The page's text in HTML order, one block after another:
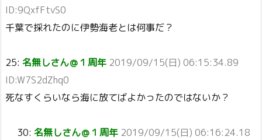
ID:9QxfFtvS0
千葉で採れたのに伊勢海老とは何事だ？
25: 名無しさん＠１周年 2019/09/15(日) 06:15:34.89
ID:W7S2dZhq0
死なすくらいなら海に放てばよかったのではないか？
30: 名無しさん＠１周年 2019/09/15(日) 06:16:24.18